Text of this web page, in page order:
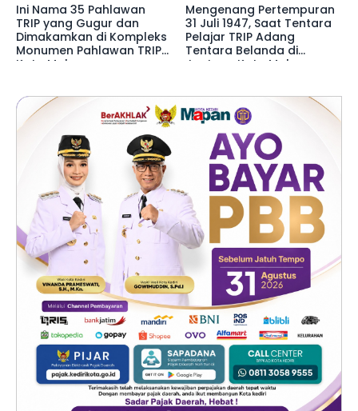
Ini Nama 35 Pahlawan
TRIP yang Gugur dan
Dimakamkan di Kompleks
Monumen Pahlawan TRIP
Kota Malang
Mengenang Pertempuran
31 Juli 1947, Saat Tentara
Pelajar TRIP Adang
Tentara Belanda di
Jantung Kota Malang